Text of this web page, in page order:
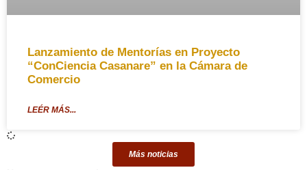
Lanzamiento de Mentorías en Proyecto
“ConCiencia Casanare” en la Cámara de
Comercio
LEÉR MÁS...
Más noticias